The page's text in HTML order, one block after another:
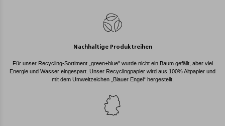
Nachhaltige Produktreihen
Für unser Recycling-Sortiment „green+blue" wurde nicht ein Baum gefällt, aber viel
Energie und Wasser eingespart. Unser Recyclingpapier wird aus 100% Altpapier und
mit dem Umweltzeichen „Blauer Engel“ hergestellt.